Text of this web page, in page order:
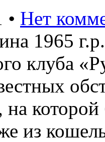
• Нет
1965
клуба
на
из